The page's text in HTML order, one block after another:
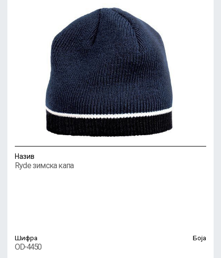
Назив
Ryde зимска капа
Шифра
OD-4450
Боја